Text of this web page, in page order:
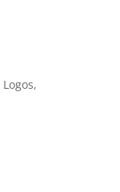
Logos,